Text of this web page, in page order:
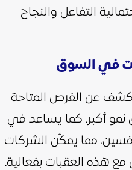
التفاعل والنجاح
عن الفرص المتاحة
نمو أكبر. كما يساعد في
مما يمكّن الشركات
هذه العقبات بفعالية.